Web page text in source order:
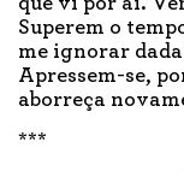
Superem o
me ignorar
Apressem-se,
aborreça
***